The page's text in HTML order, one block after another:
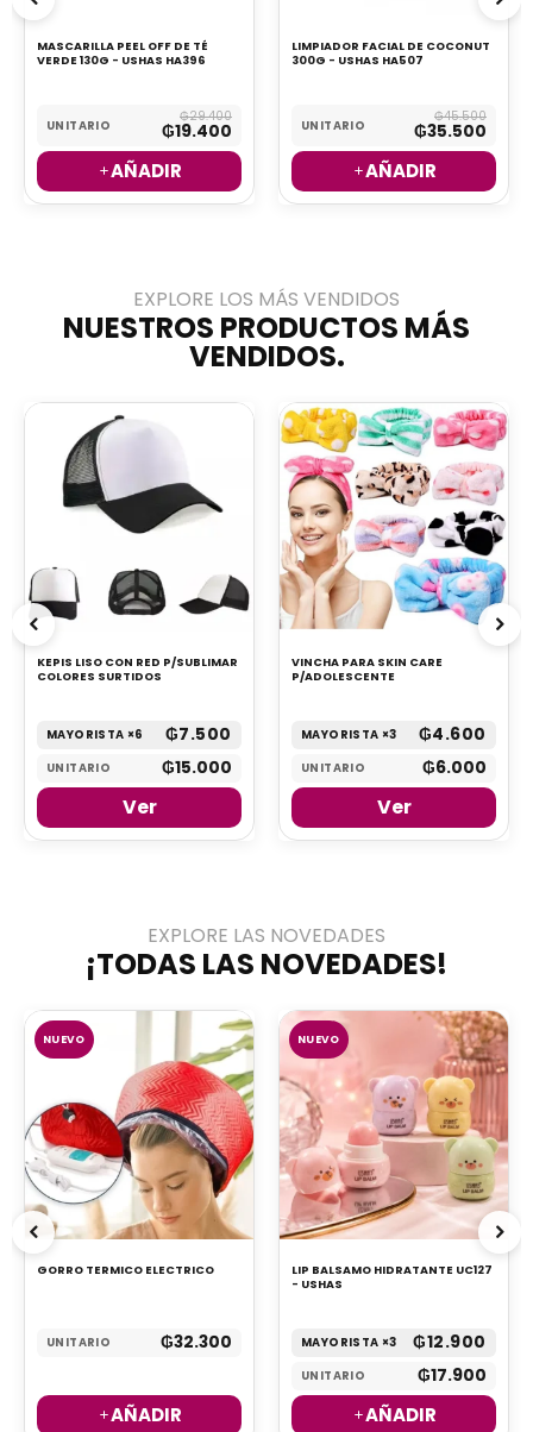
MASCARILLA PEEL OFF DE TÉ
VERDE 130G - USHAS HA396
UNITARIO
₲29.400
₲19.400
AÑADIR
LIMPIADOR FACIAL DE COCONUT
300G - USHAS HA507
UNITARIO
₲45.500
₲35.500
AÑADIR
EXPLORE LOS MÁS VENDIDOS​
NUESTROS PRODUCTOS MÁS
VENDIDOS.
KEPIS LISO CON RED P/SUBLIMAR
COLORES SURTIDOS
MAYORISTA ×6 ₲7.500
UNITARIO ₲15.000
Ver
VINCHA PARA SKIN CARE
P/ADOLESCENTE
MAYORISTA ×3 ₲4.600
UNITARIO ₲6.000
Ver
EXPLORE LAS NOVEDADES
¡TODAS LAS NOVEDADES!
NUEVO
GORRO TERMICO ELECTRICO
UNITARIO ₲32.300
AÑADIR
NUEVO
LIP BALSAMO HIDRATANTE UC127
- USHAS
MAYORISTA ×3 ₲12.900
UNITARIO ₲17.900
AÑADIR